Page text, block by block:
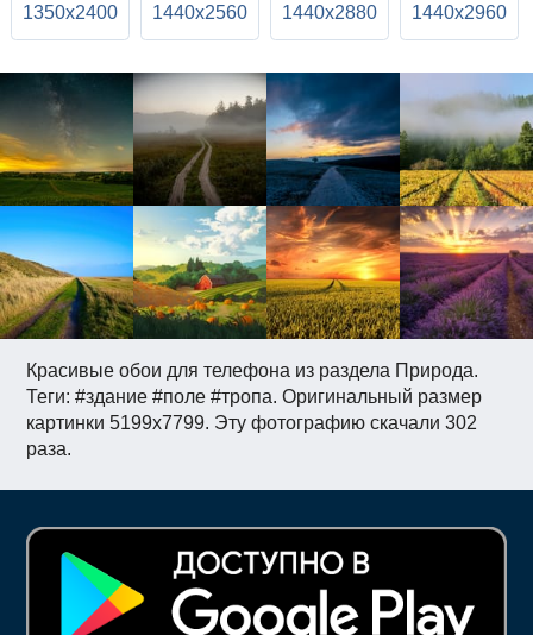
Красивые обои для телефона из раздела Природа.
Теги: #здание #поле #тропа. Оригинальный размер
картинки 5199x7799. Эту фотографию скачали 302
раза.
1350x2400 1440x2560 1440x2880 1440x2960